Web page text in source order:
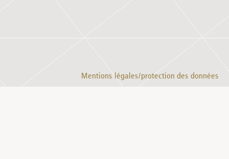
Mentions légales/protection des données